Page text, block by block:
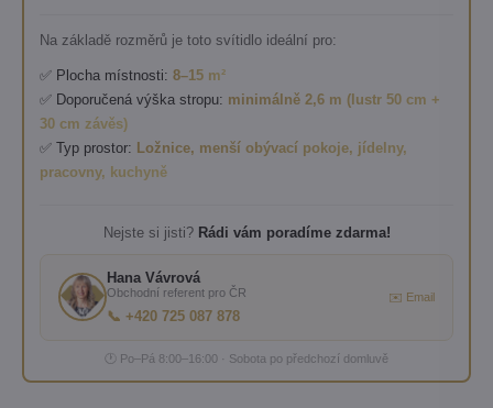
Na základě rozměrů je toto svítidlo ideální pro:
✅ Plocha místnosti: 8–15 m²
✅ Doporučená výška stropu: minimálně 2,6 m (lustr 50 cm +
30 cm závěs)
✅ Typ prostor: Ložnice, menší obývací pokoje, jídelny,
pracovny, kuchyně
Nejste si jisti? Rádi vám poradíme zdarma!
Hana Vávrová
Obchodní referent pro ČR
📞 +420 725 087 878
✉️ Email
🕐 Po–Pá 8:00–16:00 · Sobota po předchozí domluvě